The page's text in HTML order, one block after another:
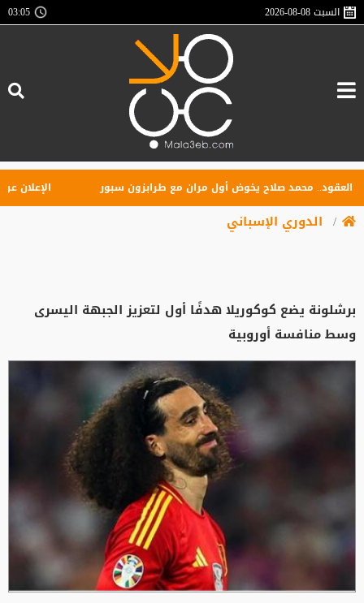
السبت2026-08-08
03:05
محمد صلاح يخوض أول مران مع طرابزون سبور الإعلان عن
الدوري الإسباني
برشلونة يضع كوكوريلا هدفًا أول لتعزيز الجبهة اليسرى
وسط منافسة أوروبية